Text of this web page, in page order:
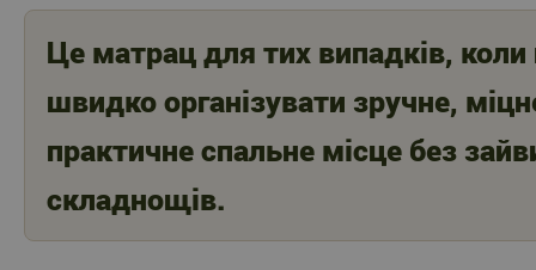
Це матрац для тих випадків, коли
швидко організувати зручне,
практичне спальне місце без
складнощів.